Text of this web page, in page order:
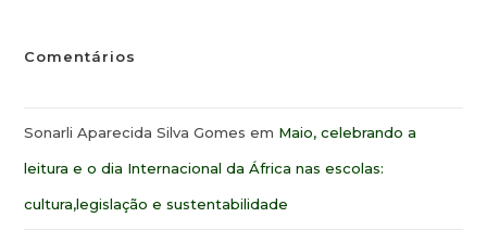
Comentários
Sonarli Aparecida Silva Gomes em Maio, celebrando a
leitura e o dia Internacional da África nas escolas:
cultura,legislação e sustentabilidade